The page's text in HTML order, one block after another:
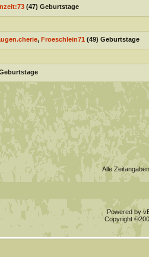
(47) Geburtstage
, Froeschlein71(49) Geburtstage
Alle
Powered by
Copyright